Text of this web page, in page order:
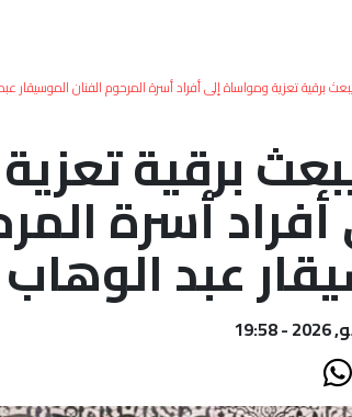
برقية تعزية ومواساة إلى أفراد أسرة المرحوم الفنان الموسيقار
برقية تعزية
أسرة
عبد